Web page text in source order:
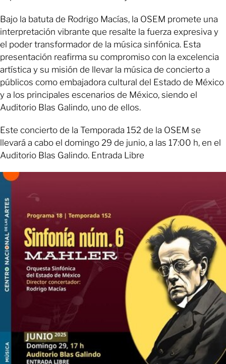
Bajo la batuta de Rodrigo Macías, la OSEM promete una
interpretación vibrante que resalte la fuerza expresiva y
el poder transformador de la música sinfónica. Esta
presentación reafirma su compromiso con la excelencia
artística y su misión de llevar la música de concierto a
públicos como embajadora cultural del Estado de México
y a los principales escenarios de México, siendo el
Auditorio Blas Galindo, uno de ellos.
Este concierto de la Temporada 152 de la OSEM se
llevará a cabo el domingo 29 de junio, a las 17:00 h, en el
Auditorio Blas Galindo. Entrada Libre